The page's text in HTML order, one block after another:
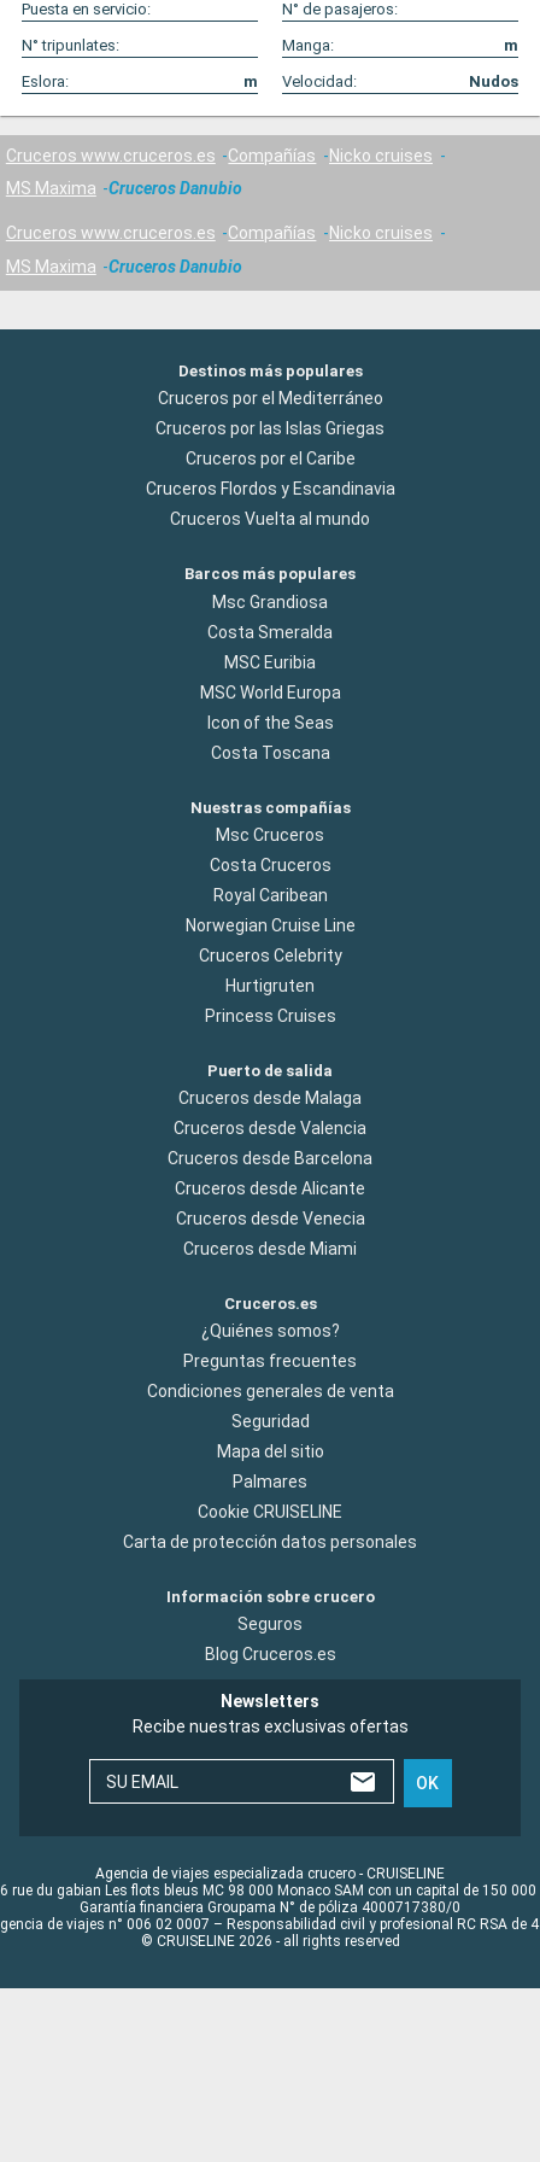
Puesta en servicio:
N° de pasajeros:
N° tripunlates:
Manga:
m
Eslora:
m Velocidad: Nudos
Cruceros www.cruceros.es Compañías
Nicko cruises
MS Maxima
Cruceros Danubio
Cruceros www.cruceros.es Compañías
Nicko cruises
MS Maxima
Cruceros Danubio
Destinos más populares
Cruceros por el Mediterráneo
Cruceros por las Islas Griegas
Cruceros por el Caribe
Cruceros Flordos y Escandinavia
Cruceros Vuelta al mundo
Barcos más populares
Msc Grandiosa
Costa Smeralda
MSC Euribia
MSC World Europa
Icon of the Seas
Costa Toscana
Nuestras compañías
Msc Cruceros
Costa Cruceros
Royal Caribean
Norwegian Cruise Line
Cruceros Celebrity
Hurtigruten
Princess Cruises
Puerto de salida
Cruceros desde Malaga
Cruceros desde Valencia
Cruceros desde Barcelona
Cruceros desde Alicante
Cruceros desde Venecia
Cruceros desde Miami
Cruceros.es
¿Quiénes somos?
Preguntas frecuentes
Condiciones generales de venta
Seguridad
Mapa del sitio
Palmares
Cookie CRUISELINE
Carta de protección datos personales
Información sobre crucero
Seguros
Blog Cruceros.es
Newsletters
Recibe nuestras exclusivas ofertas
SU EMAIL OK
Agencia de viajes especializada crucero - CRUISELINE
rue du gabian Les flots bleus MC 98 000 Monaco SAM con un capital de 150 000
Garantía financiera Groupama N° de póliza 4000717380/0
de viajes n° 006 02 0007 – Responsabilidad civil y profesional RC RSA de
© CRUISELINE 2026 - all rights reserved